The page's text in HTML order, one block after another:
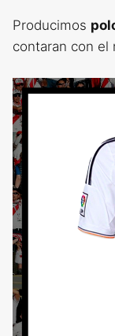
Producimos
contaran con el